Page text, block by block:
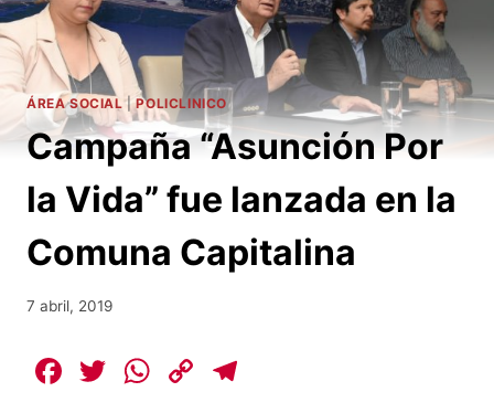
ÁREA SOCIAL|POLICLINICO
Campaña “Asunción Por
la Vida” fue lanzada en la
Comuna Capitalina
7 abril, 2019
F
T
W C